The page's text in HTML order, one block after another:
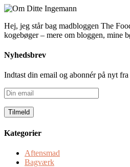
Hej, jeg står bag madbloggen The
kogebøger – mere om bloggen, mine
Nyhedsbrev
Indtast din email og abonnér på nyt
Din
Kategorier
Aftensmad
Bagværk